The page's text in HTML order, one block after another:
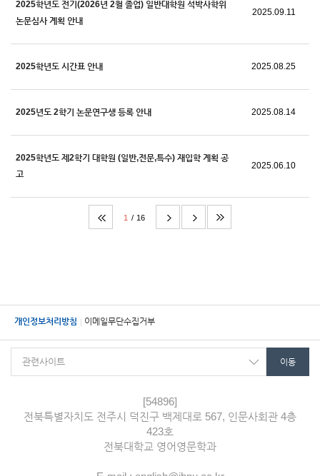
2025학년도 전기(2026년 2월 졸업) 일반대학원 석박사학위
논문심사 계획 안내
2025.09.11
2025학년도 시간표 안내 2025.08.25
2025년도 2학기 논문연구생 등록 안내 2025.08.14
2025학년도 제2학기 대학원 (일반,전문,특수) 재입학 계획 공
고
2025.06.10
1 16
개인정보처리방침 이메일무단수집거부
[54896]
전북특별자치도 전주시 덕진구 백제대로 567, 인문사회관 4층
423호
전북대학교 영어영문학과